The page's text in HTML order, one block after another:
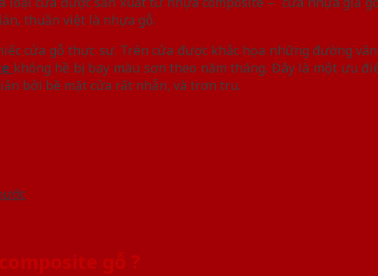
thuần việt là nhựa gỗ.
cửa gỗ thực sự. Trên cửa được khắc họa những đường
không hề bị bay màu sơn theo năm tháng. Đây là một ưu
bởi bề mặt cửa rất nhẵn, và trơn tru.
gỗ ?